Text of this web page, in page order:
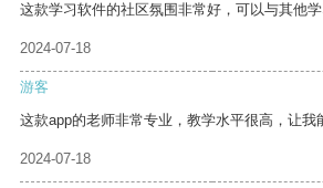
这款学习软件的社区氛围非常好，可以与其他学
2024-07-18
游客
这款app的老师非常专业，教学水平很高，让我
2024-07-18